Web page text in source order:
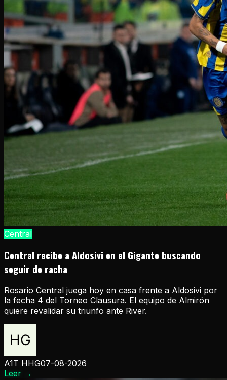
Central
Central recibe a Aldosivi en el Gigante buscando
seguir de racha
Rosario Central juega hoy en casa frente a Aldosivi por
la fecha 4 del Torneo Clausura. El equipo de Almirón
quiere revalidar su triunfo ante River.
A1T HHG07-08-2026
Leer →